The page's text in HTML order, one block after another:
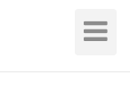
切
导